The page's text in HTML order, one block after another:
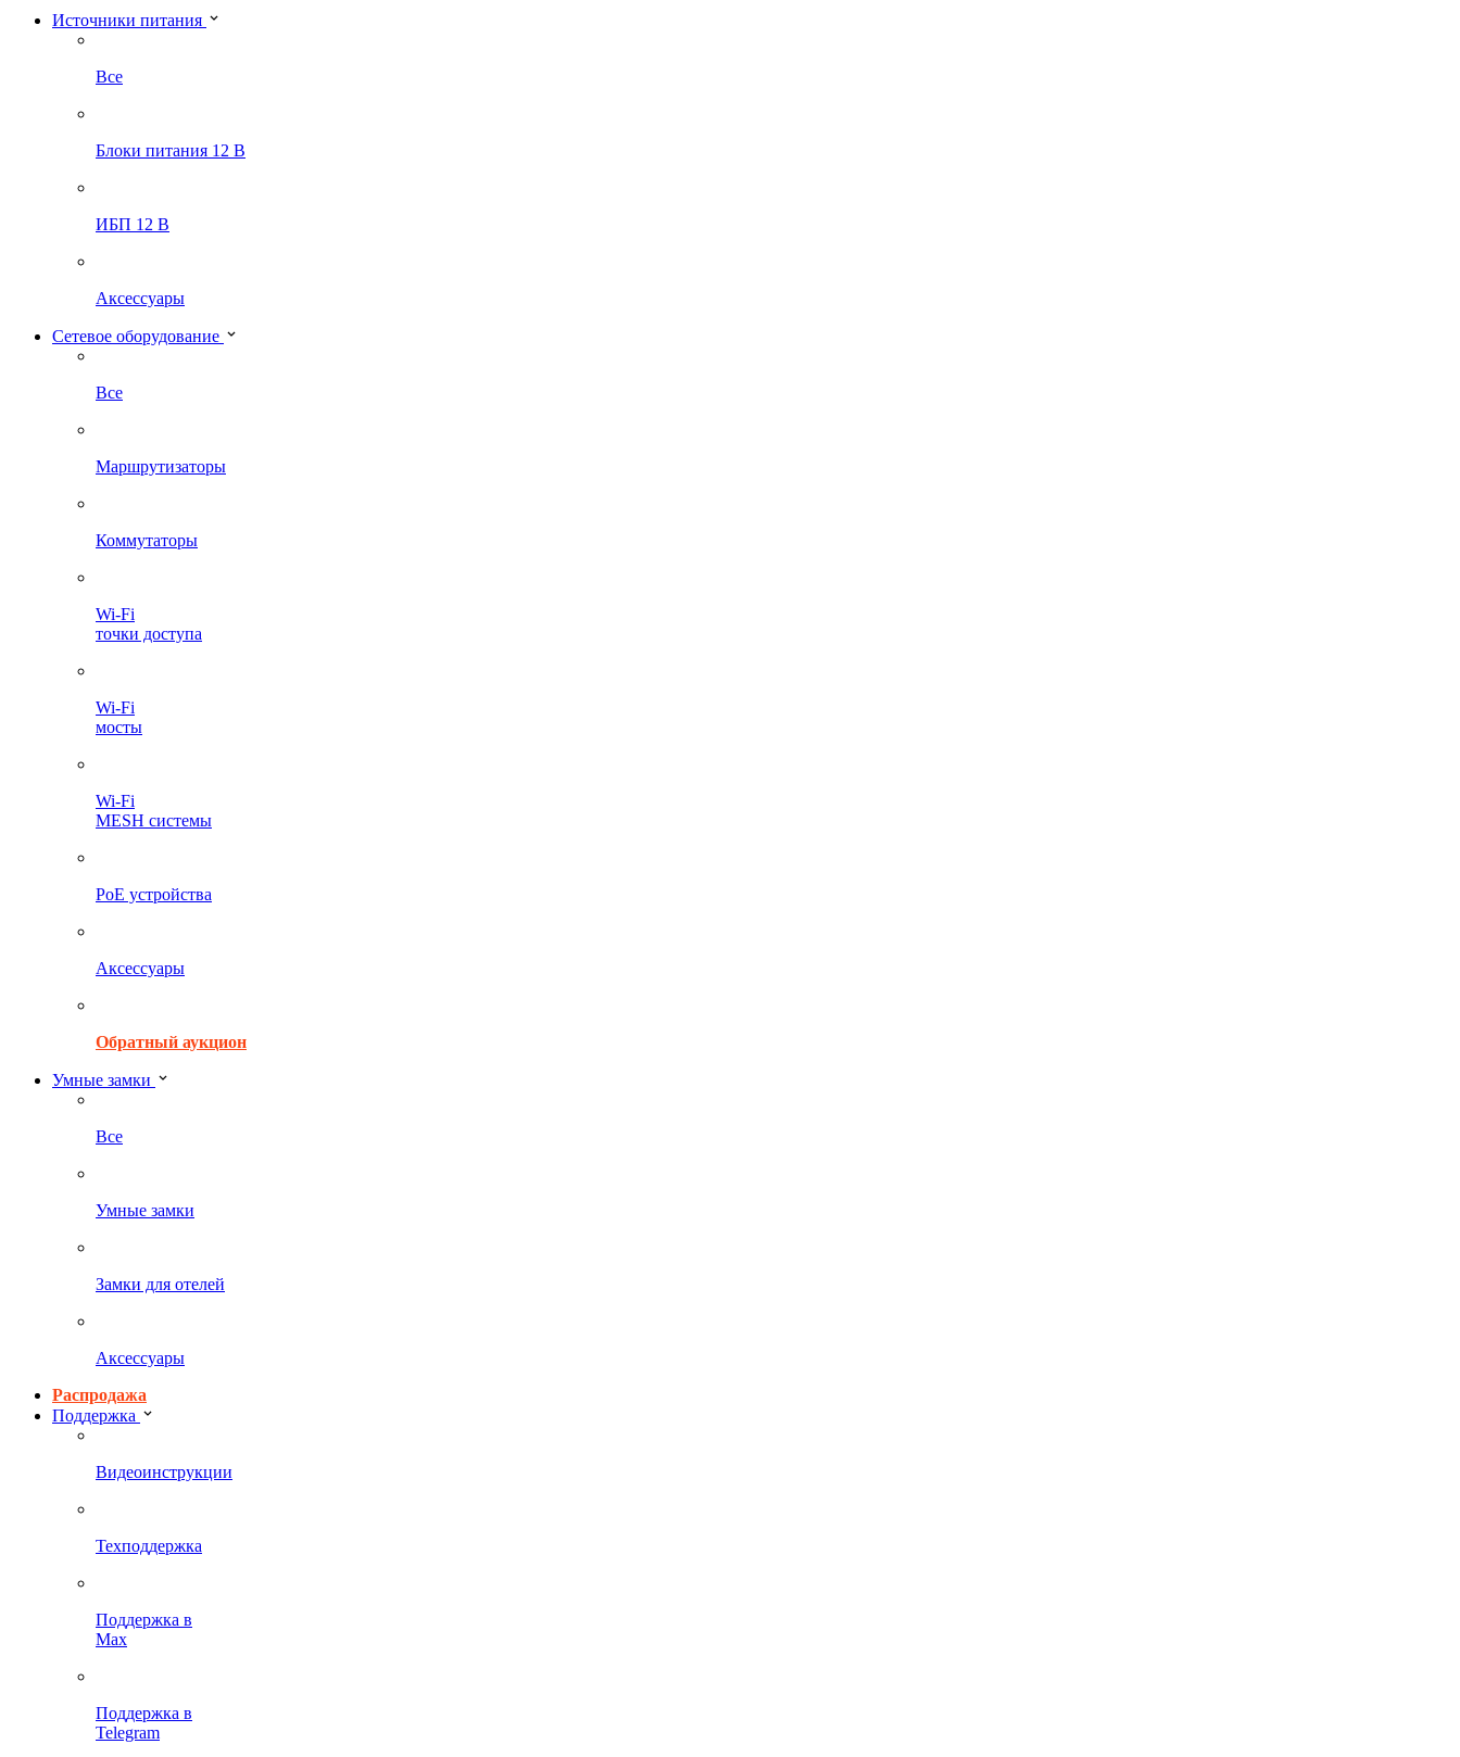
Источники питания
Все
Блоки питания 12 В
ИБП 12 В
Аксессуары
Сетевое оборудование
Все
Маршрутизаторы
Коммутаторы
Wi-Fi
точки доступа
Wi-Fi
мосты
Wi-Fi
MESH системы
PoE устройства
Аксессуары
Обратный аукцион
Умные замки
Все
Умные замки
Замки для отелей
Аксессуары
Распродажа
Поддержка
Видеоинструкции
Техподдержка
Поддержка в
Max
Поддержка в
Telegram